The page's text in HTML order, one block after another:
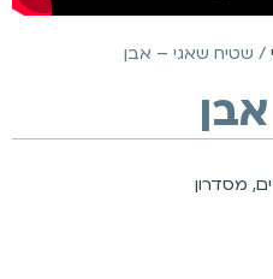
/ שטיח שאגי – אבן
מסדרון